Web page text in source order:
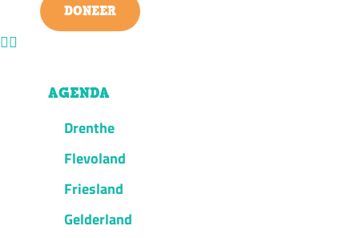
DONEER
AGENDA
Drenthe
Flevoland
Friesland
Gelderland